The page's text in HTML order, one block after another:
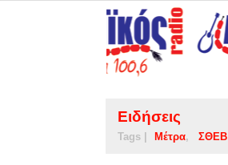
Ειδήσεις
Tags | Μέτρα ΣΘΕΒ